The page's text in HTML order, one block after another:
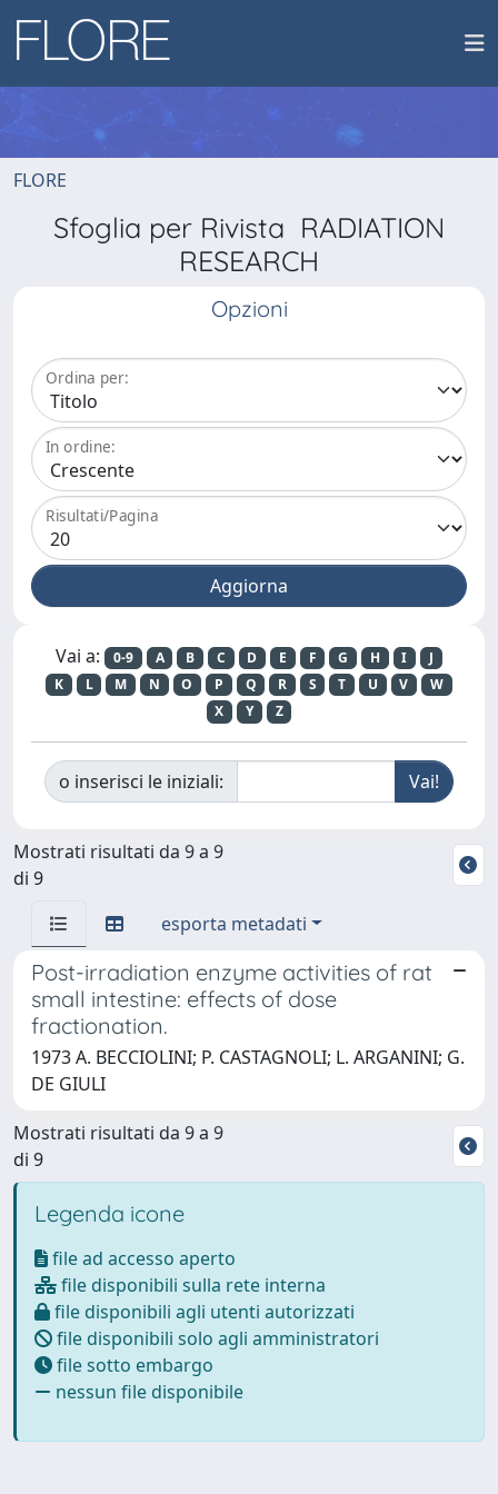
FLORE
Sfoglia per Rivista RADIATION
RESEARCH
Opzioni
Ordina per:
In ordine:
Risultati/Pagina
Vai a: 0-9 A B C D E F G H I
J
K
L M N O P Q R S T U V
W
X
Y Z
o inserisci le iniziali:
Mostrati risultati da 9 a 9
di 9
esporta metadati
Post-irradiation enzyme activities of rat
small intestine: effects of dose
fractionation.
1973 A. BECCIOLINI; P. CASTAGNOLI; L. ARGANINI; G.
DE GIULI
Mostrati risultati da 9 a 9
di 9
Legenda icone
file ad accesso aperto
file disponibili sulla rete interna
file disponibili agli utenti autorizzati
file disponibili solo agli amministratori
file sotto embargo
nessun file disponibile